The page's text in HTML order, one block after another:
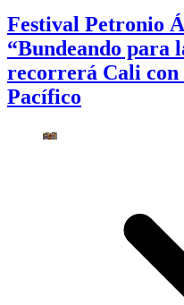
Festival Petronio
“Bundeando para
recorrerá Cali con
Pacífico